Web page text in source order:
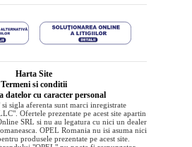
Harta Site
Termeni si conditii
datelor cu caracter personal
sigla aferenta sunt marci inregistrate
Ofertele prezentate pe acest site apartin
SRL si nu au legatura cu nici un dealer
OPEL Romania nu isi asuma nici
produsele prezentate pe acest site.